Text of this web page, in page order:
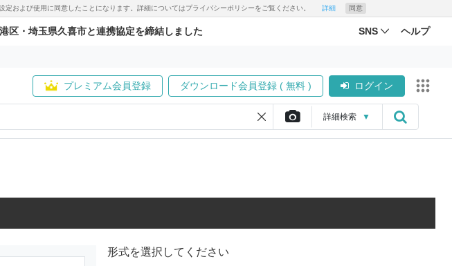
および使用に同意したことになります。詳細についてはプライバシーポリシーをご覧ください。 詳細 同意
区・埼玉県久喜市と連携協定を締結しました SNS ヘルプ
プレミアム会員登録 ダウンロード会員登録 ( 無料 ) ログイン
詳細検索 ▼
形式を選択してください